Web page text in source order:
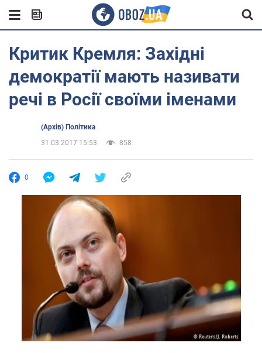
Критик Кремля: Західні
демократії мають називати
речі в Росії своїми іменами
(Архів) Політика
31.03.2017 15:53
858
0